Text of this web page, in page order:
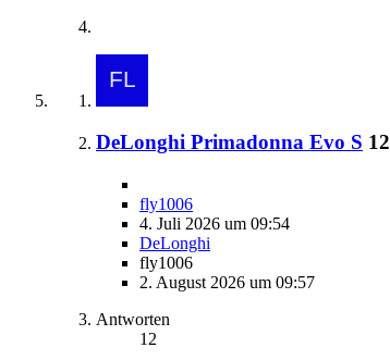
DeLonghi Primadonna Evo S 12
fly1006
4. Juli 2026 um 09:54
DeLonghi
fly1006
2. August 2026 um 09:57
Antworten
12